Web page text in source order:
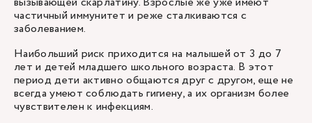
частичный иммунитет и реже сталкиваются с
заболеванием.
Наибольший риск приходится на малышей от 3 до 7
лет и детей младшего школьного возраста. В этот
период дети активно общаются друг с другом, еще не
всегда умеют соблюдать гигиену, а их организм более
чувствителен к инфекциям.